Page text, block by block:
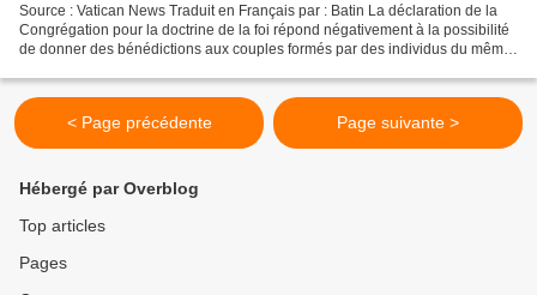
Source : Vatican News Traduit en Français par : Batin La déclaration de la
Congrégation pour la doctrine de la foi répond négativement à la possibilité
de donner des bénédictions aux couples formés par des individus du même
< Page précédente Page suivante >
Hébergé par Overblog
Top articles
Pages